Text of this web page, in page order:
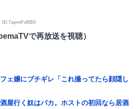
で再放送を視聴）
ェ嬢にブチギレ「これ撮ってたら顔隠し
屋行く奴はバカ。ホストの初回なら居酒